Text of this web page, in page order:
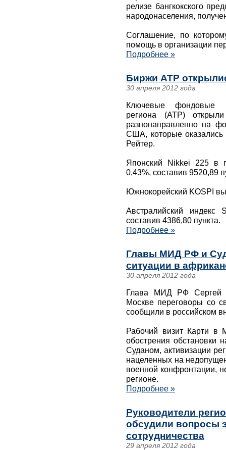
релизе бангкокского
народонаселения,
Соглашение, по
помощь в организации
Подробнее »
Биржи АТР
30 апреля 2012 года
Ключевые фондовые
региона (АТР)
разнонаправленно на
США, которые оказались
Рейтер.
Японский Nikkei 225 в
0,43%, составив 9520,89
Южнокорейский KOSPI
Австралийский индекс
составив 4386,80 пункта.
Подробнее »
Главы МИД РФ и
ситуации в
30 апреля 2012 года
Глава МИД РФ Сергей
Москве переговоры со
сообщили в российском
Рабочий визит Карти в
обострения
Суданом, активизации
нацеленных на
военной конфронтации,
регионе.
Подробнее »
Руководители
обсудили вопросы
сотрудничества
29 апреля 2012 года